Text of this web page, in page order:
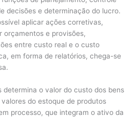
decisões e determinação do lucro.
aplicar ações corretivas,
orçamentos e provisões,
entre custo real e o custo
em forma de relatórios, chega-se
determina o valor do custo dos bens
do estoque de produtos
processo, que integram o ativo da